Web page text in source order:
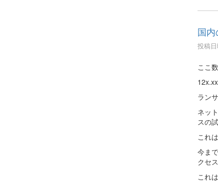
国
投稿
ここ
ラン
ネッ
スの
これ
今ま
クセ
これ